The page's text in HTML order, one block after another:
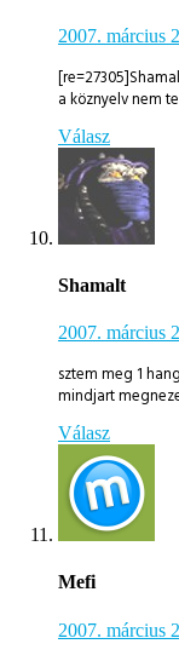
2007. március
a köznyelv nem
Válasz
Shamalt
2007. március
sztem meg 1
mindjart
Válasz
Mefi
2007. március